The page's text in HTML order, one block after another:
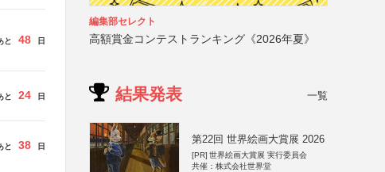
と 48 日
と 24 日
と 38 日
編集部セレクト
高額賞金コンテストランキング《2026年夏》
結果発表 一覧
第22回 世界絵画大賞展 2026
[PR] 世界絵画大賞展 実行委員会
共催：株式会社世界堂